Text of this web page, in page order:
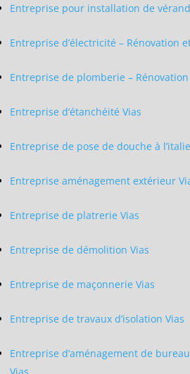
Entreprise pour installation de
Entreprise d’électricité – Rénovation
Entreprise de plomberie –
Entreprise d’étanchéité Vias
Entreprise de pose de douche à
Entreprise aménagement extérieur
Entreprise de platrerie Vias
Entreprise de démolition Vias
Entreprise de maçonnerie Vias
Entreprise de travaux d’isolation Vias
Entreprise d’aménagement de